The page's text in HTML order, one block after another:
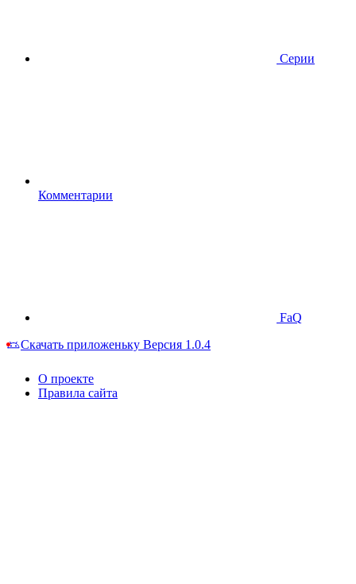
Серии
Комментарии
FaQ
Скачать приложеньку Версия 1.0.4
О проекте
Правила сайта